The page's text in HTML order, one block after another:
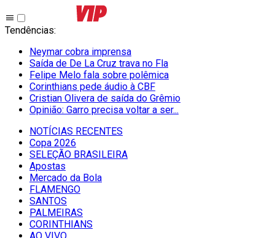
Tendências:
Neymar cobra imprensa
Saída de De La Cruz trava no Fla
Felipe Melo fala sobre polêmica
Corinthians pede áudio à CBF
Cristian Olivera de saída do Grêmio
Opinião: Garro precisa voltar a ser...
NOTÍCIAS RECENTES
Copa 2026
SELEÇÃO BRASILEIRA
Apostas
Mercado da Bola
FLAMENGO
SANTOS
PALMEIRAS
CORINTHIANS